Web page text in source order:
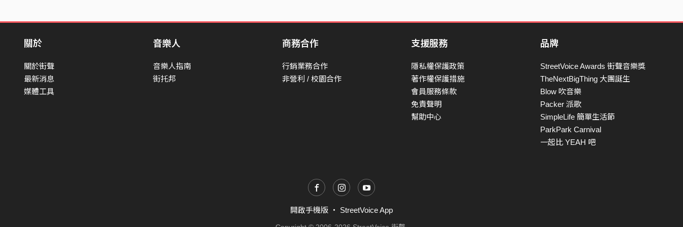
關於
關於街聲
最新消息
媒體工具
音樂人
音樂人指南
街托邦
商務合作
行銷業務合作
非營利 / 校園合作
支援服務
隱私權保護政策
著作權保護措施
會員服務條款
免責聲明
幫助中心
品牌
StreetVoice Awards 街聲音樂獎
TheNextBigThing 大團誕生
Blow 吹音樂
Packer 派歌
SimpleLife 簡單生活節
ParkPark Carnival
一起比 YEAH 吧
開啟手機版 ・ StreetVoice App